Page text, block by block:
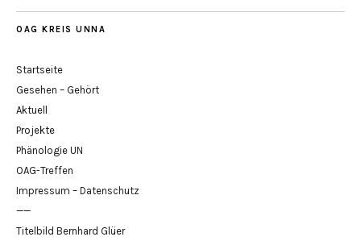
OAG KREIS UNNA
Startseite
Gesehen – Gehört
Aktuell
Projekte
Phänologie UN
OAG-Treffen
Impressum – Datenschutz
——
Titelbild Bernhard Glüer